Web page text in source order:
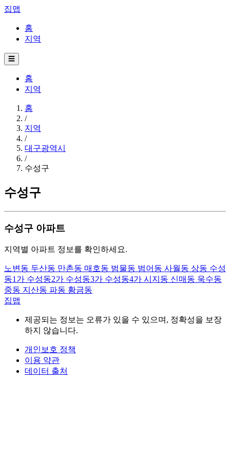
집맵
홈
지역
☰
홈
지역
홈
/
지역
/
대구광역시
/
수성구
수성구
수성구 아파트
지역별 아파트 정보를 확인하세요.
노변동 두산동 만촌동 매호동 범물동 범어동 사월동 상동 수성
동1가 수성동2가 수성동3가 수성동4가 시지동 신매동 욱수동
중동 지산동 파동 황금동
집맵
제공되는 정보는 오류가 있을 수 있으며, 정확성을 보장
하지 않습니다.
개인보호 정책
이용 약관
데이터 출처